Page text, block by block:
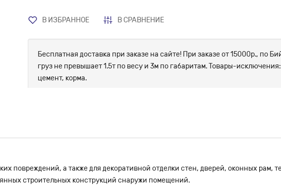
В ИЗБРАННОЕ В СРАВНЕНИЕ
Бесплатная доставка при заказе на сайте! При заказе от 15000р., по
груз не превышает 1.5т по весу и 3м по габаритам. Товары-
цемент, корма.
повреждений, а также для декоративной отделки стен, дверей, оконных рам,
строительных конструкций снаружи помещений.